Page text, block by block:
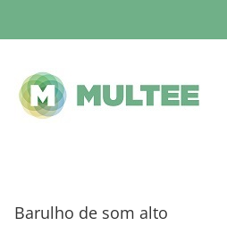
Barulho de som alto